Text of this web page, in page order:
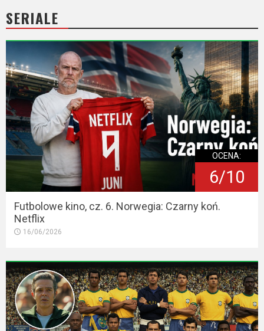
2022
2021
2020
2019
2018
2016
2017
2015
SERIALE
OCENA:
6/10
Futbolowe kino, cz. 6. Norwegia: Czarny koń.
Netflix
16/06/2026